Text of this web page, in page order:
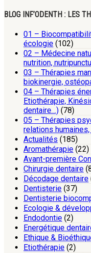
BLOG INF’ODENTH : LES
01 –
écologie (102)
02 – Médecine
nutrition,
03 – Thérapies
biokinergie,
04 – Thérapies
Etiothérapie,
dentaire…) (78)
05 – Thérapies
relations
Actualités (185)
Aromathérapie (22)
Avant-première
Chirurgie dentaire
Décodage dentaire
Dentisterie (37)
Dentisterie
Ecologie &
Endodontie (2)
Energétique
Ethique &
Etiothérapie (2)